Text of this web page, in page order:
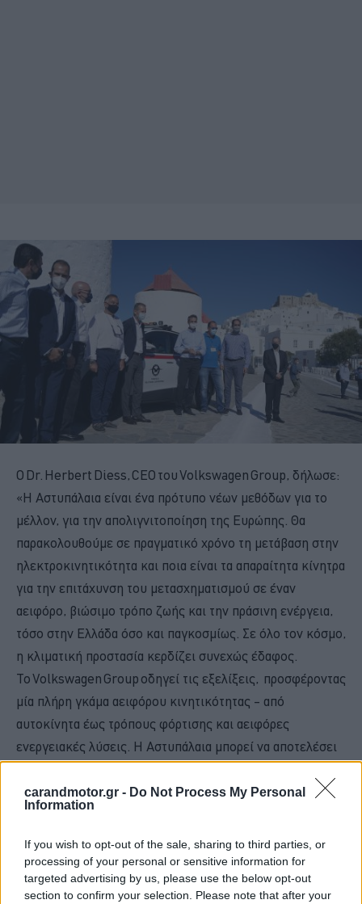
carandmotor.gr - Do Not Process My Personal
Information
If you wish to opt-out of the sale, sharing to third parties, or
processing of your personal or sensitive information for
targeted advertising by us, please use the below opt-out
section to confirm your selection. Please note that after your
Ο Dr. Herbert Diess, CEO του Volkswagen Group, δήλωσε:
«Η Αστυπάλαια είναι ένα πρότυπο νέων μεθόδων για το
μέλλον, για την απολιγνιτοποίηση της Ευρώπης. Θα
παρακολουθούμε σε πραγματικό χρόνο τη μετάβαση στην
ηλεκτροκινητικότητα και ποια είναι τα απαραίτητα κίνητρα
για την επιτάχυνση του μετασχηματισμού σε έναν
αειφόρο, βιώσιμο τρόπο ζωής και την πράσινη ενέργεια,
τόσο στην Ελλάδα όσο και παγκοσμίως. Σε όλο τον κόσμο,
η κλιματική προστασία κερδίζει συνεχώς έδαφος.
Το Volkswagen Group οδηγεί τις εξελίξεις, προσφέροντας
μία πλήρη γκάμα αειφόρου κινητικότητας – από
αυτοκίνητα έως τρόπους φόρτισης και αειφόρες
ενεργειακές λύσεις. Η Αστυπάλαια μπορεί να αποτελέσει
υποστηριζόμενο από τη στενή συνεργασία κυβερνήσεων
και επιχειρήσεων».